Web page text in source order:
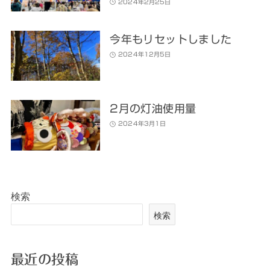
2024年2月25日
今年もリセットしました
2024年12月5日
2月の灯油使用量
2024年3月1日
検索
検索
最近の投稿